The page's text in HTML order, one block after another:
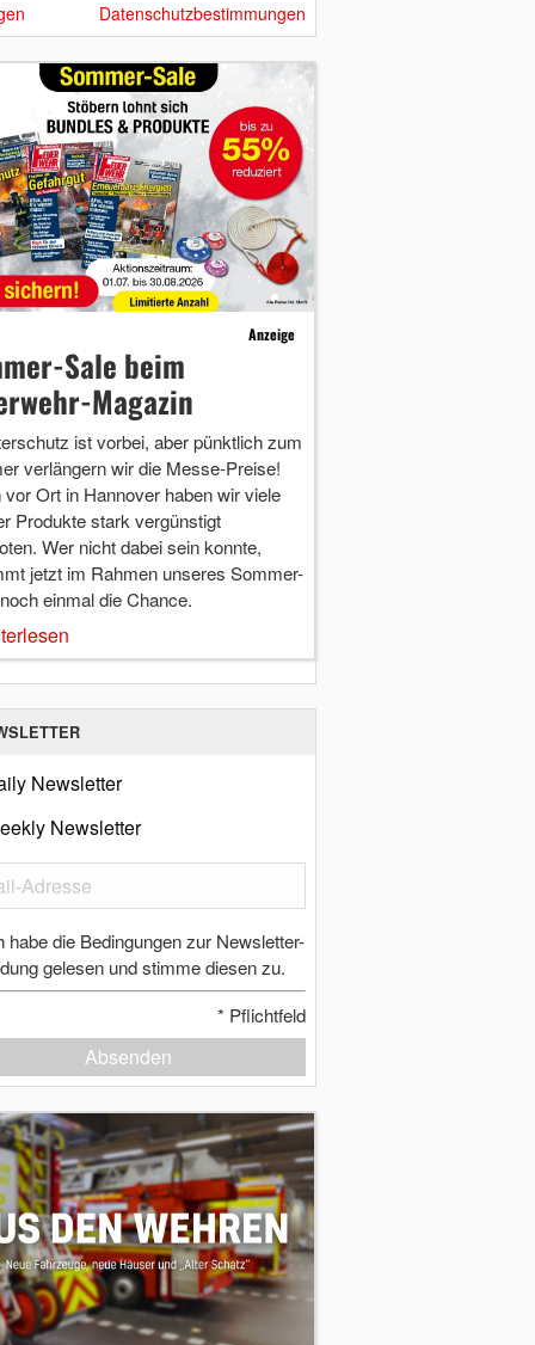
Datenschutzbestimmungen
Anzeige
Sale beim
Magazin
ist vorbei, aber pünktlich zum
verlängern wir die Messe-Preise!
vor Ort in Hannover haben wir viele
Produkte stark vergünstigt
Wer nicht dabei sein konnte,
jetzt im Rahmen unseres Sommer-
einmal die Chance.
Newsletter
Newsletter
habe die Bedingungen zur Newsletter-
gelesen und stimme diesen zu.
* Pflichtfeld
Absenden